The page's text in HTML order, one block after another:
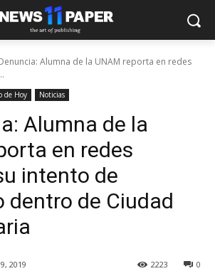
Alumna de la UNAM reporta en redes
de Hoy Noticias
Alumna de la
en redes
intento de
dentro de Ciudad
2019 0
2223